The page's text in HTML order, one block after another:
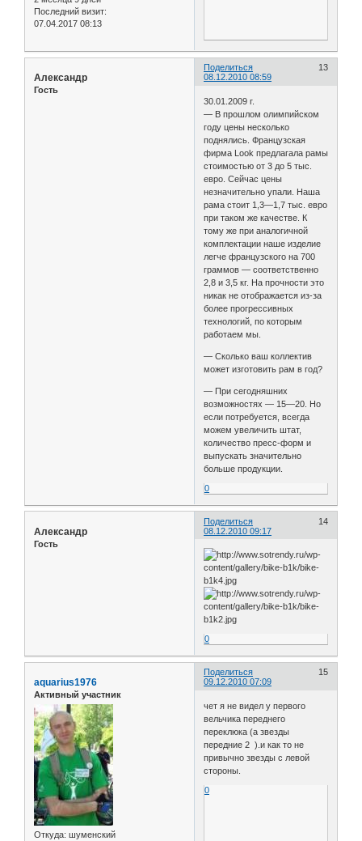
Последний визит:
07.04.2017 08:13
Поделиться
13
08.12.2010 08:59
Александр
Гость
30.01.2009 г.
— В прошлом олимпийском
году цены несколько
поднялись. Французская
фирма Look предлагала рамы
стоимостью от 3 до 5 тыс.
евро. Сейчас цены
незначительно упали. Наша
рама стоит 1,3—1,7 тыс. евро
при таком же качестве. К
тому же при аналогичной
комплектации наше изделие
легче французского на 700
граммов — соответственно
2,8 и 3,5 кг. На прочности это
никак не отображается из-за
более прогрессивных
технологий, по которым
работаем мы.
— Сколько ваш коллектив
может изготовить рам в год?
— При сегодняшних
возможностях — 15—20. Но
если потребуется, всегда
можем увеличить штат,
количество пресс-форм и
выпускать значительно
больше продукции.
0
Поделиться
14
08.12.2010 09:17
Александр
Гость
0
Поделиться
15
09.12.2010 07:09
aquarius1976
Активный участник
Откуда: шуменский
чет я не видел у первого
вельчика переднего
переклюка (а звезды
передние 2 ).и как то не
привычно звезды с левой
стороны.
0